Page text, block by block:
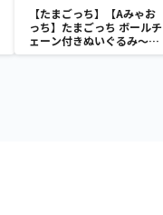
【たまごっち】【Aみゃお
っち】たまごっち ボールチ
ェーン付きぬいぐるみ～
Tamagotchi Paradise～